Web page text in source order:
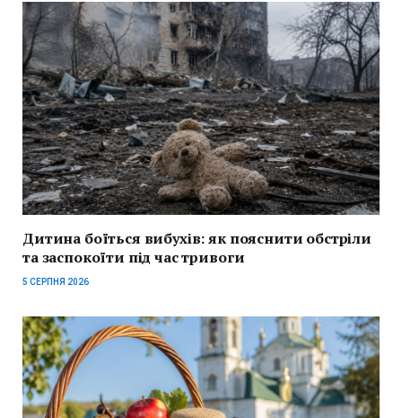
Дитина боїться вибухів: як пояснити обстріли
та заспокоїти під час тривоги
5 СЕРПНЯ 2026